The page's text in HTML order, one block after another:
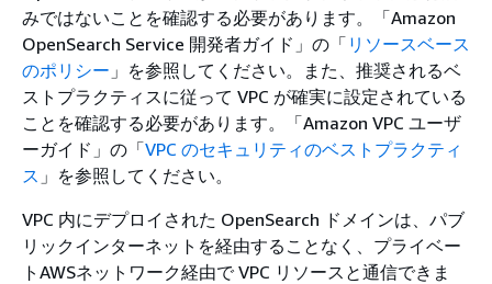
みではないことを確認する必要があります。「Amazon
OpenSearch Service 開発者ガイド」の「 リソースベース
のポリシー 」を参照してください。また、推奨されるベ
ストプラクティスに従って VPC が確実に設定されている
ことを確認する必要があります。「Amazon VPC ユーザ
ーガイド」の「VPC のセキュリティのベストプラクティ
ス 」を参照してください。
VPC 内にデプロイされた OpenSearch ドメインは、パブ
リックインターネットを経由することなく、プライベー
トAWSネットワーク経由で VPC リソースと通信できま